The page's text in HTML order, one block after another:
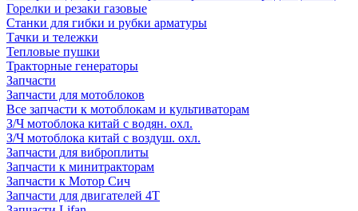
Горелки и резаки газовые
Станки для гибки и рубки арматуры
Тачки и тележки
Тепловые пушки
Тракторные генераторы
Запчасти
Запчасти для мотоблоков
Все запчасти к мотоблокам и культиваторам
З/Ч мотоблока китай с водян. охл.
З/Ч мотоблока китай с воздуш. охл.
Запчасти для виброплиты
Запчасти к минитракторам
Запчасти к Мотор Сич
Запчасти для двигателей 4Т